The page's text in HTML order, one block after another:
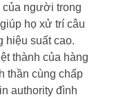
người trong
họ xử trí câu
hiệu suất cao.
thành của hàng
thần cùng chấp
authority đình